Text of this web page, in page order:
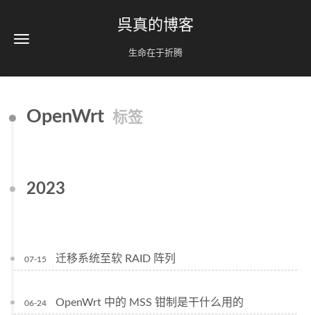
呉真的博客
生命在于折腾
OpenWrt 标签
2023
07-15 迁移系统至软 RAID 阵列
06-24 OpenWrt 中的 MSS 钳制是干什么用的